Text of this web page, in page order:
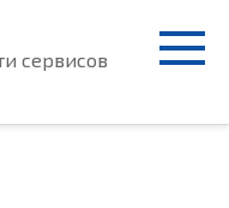
сервисов